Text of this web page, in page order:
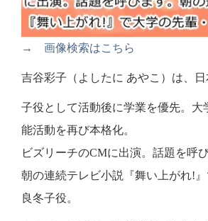
→ 画像検索はこちら
吉谷彩子（よしたに あやこ）は、日
子役として活動後に学業を優先。大
能活動を再び本格化。
ビズリーチのCMに出演。話題を呼び
朝の連続テレビ小説『舞い上がれ!
良冬子役。